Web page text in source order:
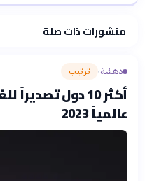
فلسفتنا المعرفية· سياسة الذكاءمنشورات ذات صلة
دهشة› ترتيب
أكثر 10 دول
عالمياً 2023